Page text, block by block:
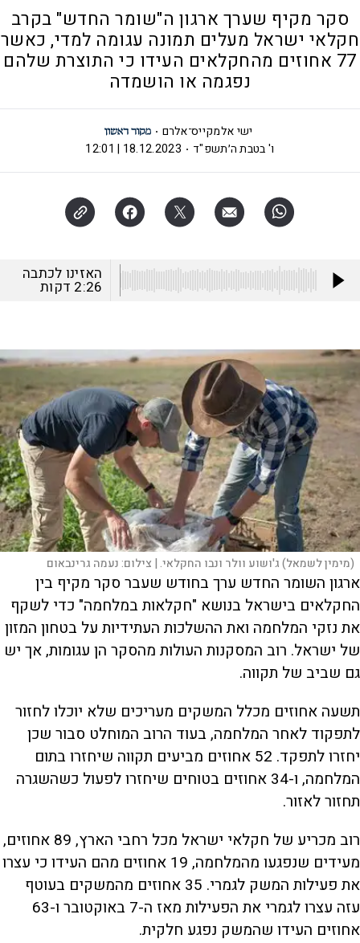
סקר מקיף שערך ארגון ה"שומר החדש" בקרב
חקלאי ישראל מעלים תמונה עגומה למדי, כאשר
77 אחוזים מהחקלאים העידו כי התוצרת שלהם
נפגמה או הושמדה
ישי אלמקייס־אלרם
ו' בטבת ה׳תשפ"ד
18.12.2023 | 12:01
האזינו לכתבה
2:26 דקות
(מימין לשמאל) ג'ושוע וולר ונבו החקלאי. | צילום:נעמה גרינבאום
ארגון השומר החדש ערך בחודש שעבר סקר מקיף בין
החקלאים בישראל בנושא "חקלאות במלחמה" כדי לשקף
את נזקי המלחמה ואת ההשלכות העתידיות על בטחון המזון
של ישראל. רוב המסקנות העולות מהסקר הן עגומות, אך יש
גם שביב של תקווה.
תשעה אחוזים מכלל המשקים מעריכים שלא יוכלו לחזור
לתפקוד לאחר המלחמה, בעוד הרוב המוחלט סבור שכן
יחזרו לתפקד. 52 אחוזים מביעים תקווה שיחזרו בתום
המלחמה, ו-34 אחוזים בטוחים שיחזרו לפעול כשהשגרה
תחזור לאזור.
רוב מכריע של חקלאי ישראל מכל רחבי הארץ, 89 אחוזים,
מעידים שנפגעו מהמלחמה, 19 אחוזים מהם העידו כי עצרו
את פעילות המשק לגמרי. 35 אחוזים מהמשקים בעוטף
עזה עצרו לגמרי את הפעילות מאז ה-7 באוקטובר ו-63
אחוזים העידו שהמשק נפגע חלקית.